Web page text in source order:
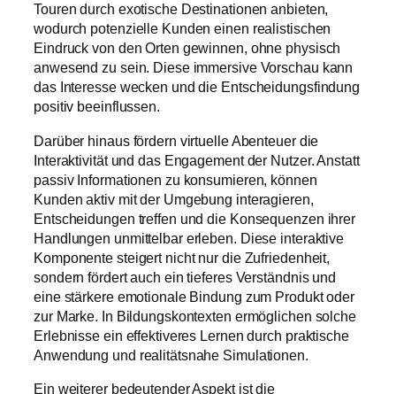
Touren durch exotische Destinationen anbieten,
wodurch potenzielle Kunden einen realistischen
Eindruck von den Orten gewinnen, ohne physisch
anwesend zu sein. Diese immersive Vorschau kann
das Interesse wecken und die Entscheidungsfindung
positiv beeinflussen.
Darüber hinaus fördern virtuelle Abenteuer die
Interaktivität und das Engagement der Nutzer. Anstatt
passiv Informationen zu konsumieren, können
Kunden aktiv mit der Umgebung interagieren,
Entscheidungen treffen und die Konsequenzen ihrer
Handlungen unmittelbar erleben. Diese interaktive
Komponente steigert nicht nur die Zufriedenheit,
sondern fördert auch ein tieferes Verständnis und
eine stärkere emotionale Bindung zum Produkt oder
zur Marke. In Bildungskontexten ermöglichen solche
Erlebnisse ein effektiveres Lernen durch praktische
Anwendung und realitätsnahe Simulationen.
Ein weiterer bedeutender Aspekt ist die